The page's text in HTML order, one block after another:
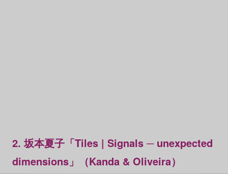
2. 坂本夏子「Tiles | Signals ─ unexpected
dimensions」（Kanda & Oliveira）